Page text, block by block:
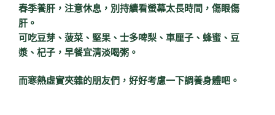
春季養肝，注意休息，別持續看螢幕太長時間，傷眼傷
肝。
可吃豆芽、菠菜、堅果、士多啤梨、車厘子、蜂蜜、豆
漿、杞子，早餐宜清淡喝粥。
而寒熱虛實夾雜的朋友們， 好好考慮一下調養身體吧。